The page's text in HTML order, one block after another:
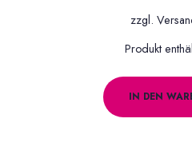
zzgl.
Produkt
IN DEN